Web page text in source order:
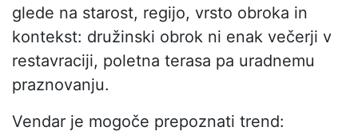
glede na starost, regijo, vrsto obroka in
kontekst: družinski obrok ni enak večerji v
restavraciji, poletna terasa pa uradnemu
praznovanju.
Vendar je mogoče prepoznati trend: